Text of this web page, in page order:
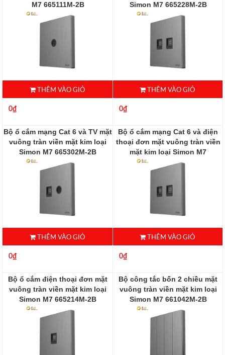
M7 665111M-2B
665111M-2B
THÊM VÀO GIỎ
0₫
Simon M7 665228M-2B
665228M-2B
THÊM VÀO GIỎ
0₫
Bộ ổ cắm mạng Cat 6 và TV mặt
vuông tràn viền mặt kim loại
Simon M7 665302M-2B
665302M-2B
THÊM VÀO GIỎ
0₫
Bộ ổ cắm mạng Cat 6 và điện
thoại đơn mặt vuông tràn viền
mặt kim loại Simon M7
665229M-2B
665229M-2B
THÊM VÀO GIỎ
0₫
Bộ ổ cắm điện thoại đơn mặt
vuông tràn viền mặt kim loại
Simon M7 665214M-2B
665214M-2B
Bộ công tắc bốn 2 chiều mặt
vuông tràn viền mặt kim loại
Simon M7 661042M-2B
661042M-2B